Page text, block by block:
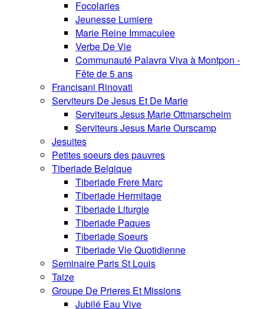
Focolaries
Jeunesse Lumiere
Marie Reine Immaculee
Verbe De Vie
Communauté Palavra Viva à Montpon -
Fête de 5 ans
Francisani Rinovati
Serviteurs De Jesus Et De Marie
Serviteurs Jesus Marie Ottmarscheim
Serviteurs Jesus Marie Ourscamp
Jesuites
Petites soeurs des pauvres
Tiberiade Belgique
Tiberiade Frere Marc
Tiberiade Hermitage
Tiberiade Liturgie
Tiberiade Paques
Tiberiade Soeurs
Tiberiade Vie Quotidienne
Seminaire Paris St Louis
Taize
Groupe De Prieres Et Missions
Jubilé Eau Vive